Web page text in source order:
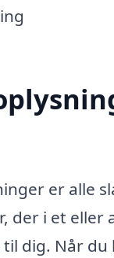
er alle
der i et eller
dig. Når